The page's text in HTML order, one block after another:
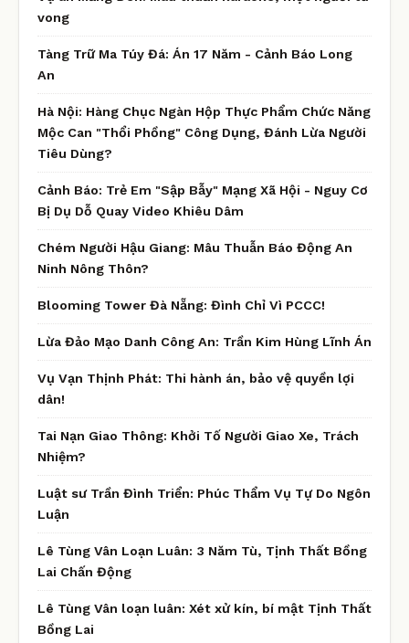
vong
Tàng Trữ Ma Túy Đá: Án 17 Năm - Cảnh Báo Long
An
Hà Nội: Hàng Chục Ngàn Hộp Thực Phẩm Chức Năng
Mộc Can "Thổi Phồng" Công Dụng, Đánh Lừa Người
Tiêu Dùng?
Cảnh Báo: Trẻ Em "Sập Bẫy" Mạng Xã Hội - Nguy Cơ
Bị Dụ Dỗ Quay Video Khiêu Dâm
Chém Người Hậu Giang: Mâu Thuẫn Báo Động An
Ninh Nông Thôn?
Blooming Tower Đà Nẵng: Đình Chỉ Vì PCCC!
Lừa Đảo Mạo Danh Công An: Trần Kim Hùng Lĩnh Án
Vụ Vạn Thịnh Phát: Thi hành án, bảo vệ quyền lợi
dân!
Tai Nạn Giao Thông: Khởi Tố Người Giao Xe, Trách
Nhiệm?
Luật sư Trần Đình Triển: Phúc Thẩm Vụ Tự Do Ngôn
Luận
Lê Tùng Vân Loạn Luân: 3 Năm Tù, Tịnh Thất Bồng
Lai Chấn Động
Lê Tùng Vân loạn luân: Xét xử kín, bí mật Tịnh Thất
Bồng Lai